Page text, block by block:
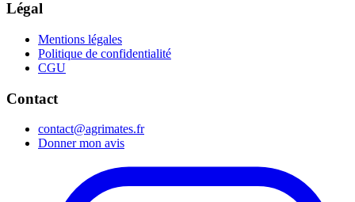
Légal
Mentions légales
Politique de confidentialité
CGU
Contact
contact@agrimates.fr
Donner mon avis